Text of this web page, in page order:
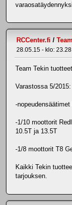
RCCenter.fi /
28.05.15 - klo: 23.28
Team Tekin
Varastossa 5/2015:
-
-1/10 moottorit
10.5T ja 13.5T
-1/8 moottorit T8
Kaikki Tekin
tarjouksen.